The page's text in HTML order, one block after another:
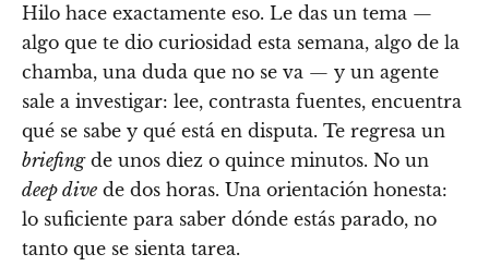
Hilo hace exactamente eso. Le das un tema —
algo que te dio curiosidad esta semana, algo de la
chamba, una duda que no se va — y un agente
sale a investigar: lee, contrasta fuentes, encuentra
qué se sabe y qué está en disputa. Te regresa un
briefingde unos diez o quince minutos. No un
deep dive de dos horas. Una orientación honesta:
lo suficiente para saber dónde estás parado, no
tanto que se sienta tarea.